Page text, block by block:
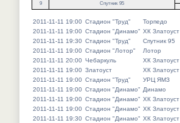
9
Спутник 95
2011-11-11 19:00 Стадион "Труд" Торпедо
2011-11-11 19:00 Стадион "Динамо" ХК Златоуст
2011-11-11 19:30 Стадион "Труд" Спутник 95
2011-11-11 19:00 Стадион "Лотор" Лотор
2011-11-11 20:00 Чебаркуль ХК Златоуст
2011-11-11 19:00 Златоуст ХК Златоуст
2011-11-11 19:00 Стадион "Труд" УРЦ ЯМЗ
2011-11-11 19:00 Стадион "Динамо" Динамо
2011-11-11 19:00 Стадион "Динамо" ХК Златоуст
2011-11-11 19:00 Стадион "Динамо" ХК Златоуст
2011-11-11 19:30 Стадион "Динамо" ХК Златоуст